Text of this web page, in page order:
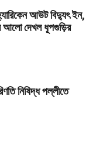
আউট বিদ্যুৎ ইন,
আলো দেখল ধূপগুড়ির
নিষিদ্ধ পল্লীতে